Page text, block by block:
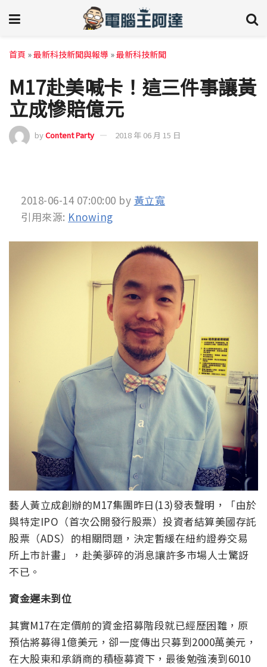
首頁 »最新科技新聞與報導 »最新科技新聞
M17赴美喊卡！這三件事讓黃
立成慘賠億元
byContent Party 2018 年 06 月 15 日
2018-06-14 07:00:00 by 黃立寬
引用來源: Knowing
藝人黃立成創辦的M17集團昨日(13)發表聲明，「由於
與特定IPO（首次公開發行股票）投資者結算美國存託
股票（ADS）的相關問題，決定暫緩在紐約證券交易
所上市計畫」，赴美夢碎的消息讓許多市場人士驚訝
不已。
資金遲未到位
其實M17在定價前的資金招募階段就已經歷困難，原
預估將募得1億美元，卻一度傳出只募到2000萬美元，
在大股東和承銷商的積極募資下，最後勉強湊到6010